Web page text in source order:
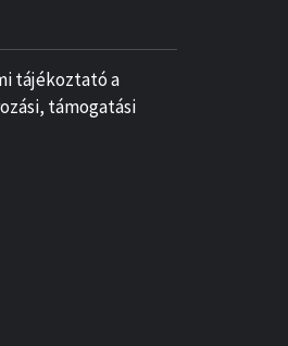
tájékoztató a
támogatási